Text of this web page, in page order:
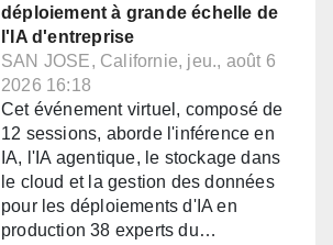
déploiement à grande échelle de
l'IA d'entreprise
SAN JOSE, Californie, jeu., août 6
2026 16:18
Cet événement virtuel, composé de
12 sessions, aborde l'inférence en
IA, l'IA agentique, le stockage dans
le cloud et la gestion des données
pour les déploiements d'IA en
production 38 experts du…